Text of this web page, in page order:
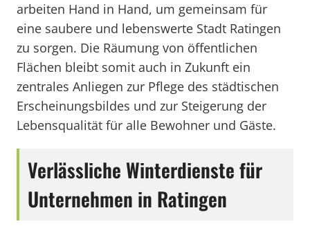
arbeiten Hand in Hand, um gemeinsam für
eine saubere und lebenswerte Stadt Ratingen
zu sorgen. Die Räumung von öffentlichen
Flächen bleibt somit auch in Zukunft ein
zentrales Anliegen zur Pflege des städtischen
Erscheinungsbildes und zur Steigerung der
Lebensqualität für alle Bewohner und Gäste.
Verlässliche Winterdienste für
Unternehmen in Ratingen